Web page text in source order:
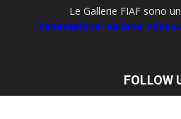
Le Gallerie FIAF sono
Federazione Italiana
FOLLOW